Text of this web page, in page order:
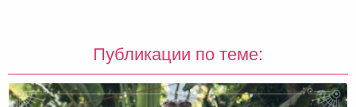
Публикации по теме: